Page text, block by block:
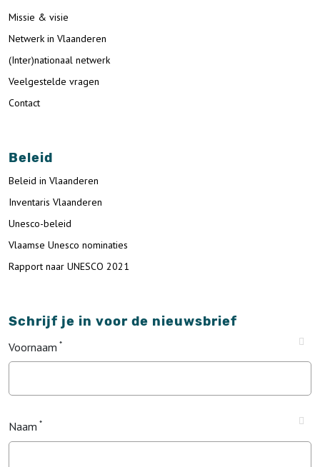
Missie & visie
Netwerk in Vlaanderen
(Inter)nationaal netwerk
Veelgestelde vragen
Contact
Beleid
Beleid in Vlaanderen
Inventaris Vlaanderen
Unesco-beleid
Vlaamse Unesco nominaties
Rapport naar UNESCO 2021
Schrijf je in voor de nieuwsbrief
Voornaam
Naam